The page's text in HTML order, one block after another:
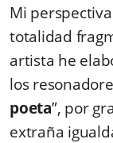
Mi
totalidad
artista he
los
poeta”, por
extraña